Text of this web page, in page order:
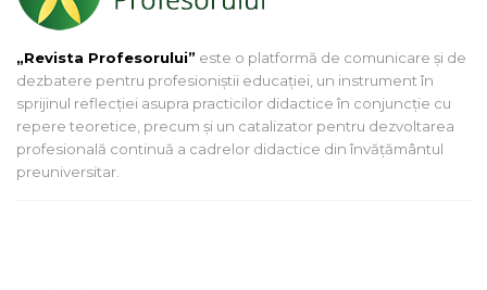
„Revista Profesorului” este o platformă de comunicare și de
dezbatere pentru profesioniștii educației, un instrument în
sprijinul reflecției asupra practicilor didactice în conjuncție cu
repere teoretice, precum și un catalizator pentru dezvoltarea
profesională continuă a cadrelor didactice din învățământul
preuniversitar.